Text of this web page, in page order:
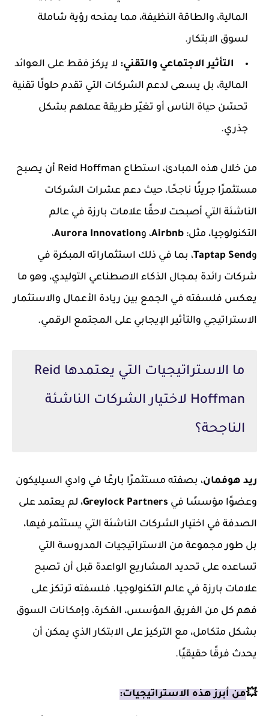
المالية، والطاقة النظيفة، مما يمنحه رؤية شاملة
لسوق الابتكار.
التأثير الاجتماعي والتقني: لا يركز فقط على العوائد
المالية، بل يسعى لدعم الشركات التي تقدم حلولًا تقنية
تحسّن حياة الناس أو تغيّر طريقة عملهم بشكل
جذري.
من خلال هذه المبادئ، استطاع Reid Hoffman أن يصبح
مستثمرًا جريئًا ناجحًا، حيث دعم عشرات الشركات
الناشئة التي أصبحت لاحقًا علامات بارزة في عالم
التكنولوجيا، مثل: Airbnb، وAurora Innovation،
وTaptap Send، بما في ذلك استثماراته المبكرة في
شركات رائدة بمجال الذكاء الاصطناعي التوليدي، وهو ما
يعكس فلسفته في الجمع بين ريادة الأعمال والاستثمار
الاستراتيجي والتأثير الإيجابي على المجتمع الرقمي.
ما الاستراتيجيات التي يعتمدها Reid
Hoffman لاختيار الشركات الناشئة
الناجحة؟
ريد هوفمان، بصفته مستثمرًا بارعًا في وادي السيليكون
وعضوًا مؤسسًا في Greylock Partners، لم يعتمد على
الصدفة في اختيار الشركات الناشئة التي يستثمر فيها،
بل طور مجموعة من الاستراتيجيات المدروسة التي
تساعده على تحديد المشاريع الواعدة قبل أن تصبح
علامات بارزة في عالم التكنولوجيا. فلسفته ترتكز على
فهم كل من الفريق المؤسس، الفكرة، وإمكانات السوق
بشكل متكامل، مع التركيز على الابتكار الذي يمكن أن
يحدث فرقًا حقيقيًا.
💥من أبرز هذه الاستراتيجيات: